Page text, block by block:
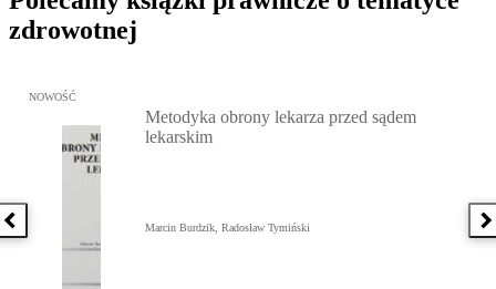
zdrowotnej
Poprzednia książka
Przejdź do: Metodyka obrony lekarza przed sądem lekarskim,
NOWOŚĆ
Metodyka obrony lekarza przed sądem
lekarskim
Marcin Burdzik, Radosław Tymiński